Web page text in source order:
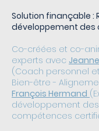
Solution finançable :
développement des
Co-créées et co-
experts avec
(Coach personnel
Bien-être -
François Hermand
développement des
compétences